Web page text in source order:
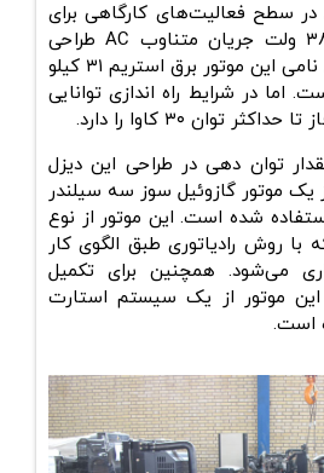
در سطح فعالیت‌های کارگاهی برای
تولید برق سه فاز ۳۸۰ ولت جریان متناوب AC طراحی
شده است. مقدار توان نامی‌ این موتور برق استریم ۳۱ کیلو
۲۵ کاوا است. اما در شرایط راه اندازی توانایی
توان ۳۰ کاوا را دارد.
توان دهی در طراحی این دیزل
چینی ۳۰ کاوا از یک موتور گازوئیل سوز سه سیلندر
شده است. این موتور از نوع
روش رادیاتوری طبق الگوی کار
می‌شود. همچنین برای تکمیل
این موتور از یک سیستم استارت
است.